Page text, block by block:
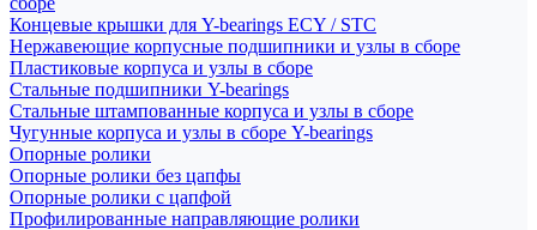
Концевые крышки для Y-bearings ECY / STC
Нержавеющие корпусные подшипники и узлы в сборе
Пластиковые корпуса и узлы в сборе
Стальные подшипники Y-bearings
Стальные штампованные корпуса и узлы в сборе
Чугунные корпуса и узлы в сборе Y-bearings
Опорные ролики
Опорные ролики без цапфы
Опорные ролики с цапфой
Профилированные направляющие ролики